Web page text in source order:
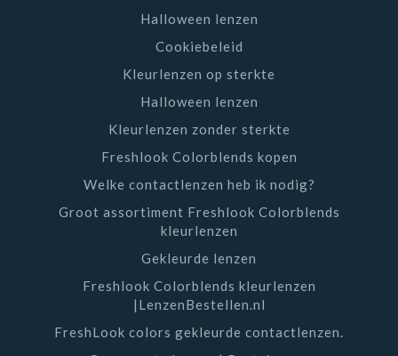
Halloween lenzen
Cookiebeleid
Kleurlenzen op sterkte
Halloween lenzen
Kleurlenzen zonder sterkte
Freshlook Colorblends kopen
Welke contactlenzen heb ik nodig?
Groot assortiment Freshlook Colorblends
kleurlenzen
Gekleurde lenzen
Freshlook Colorblends kleurlenzen
|LenzenBestellen.nl
FreshLook colors gekleurde contactlenzen.